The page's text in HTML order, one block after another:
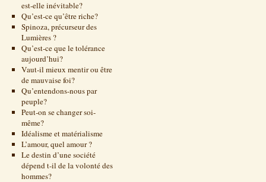
est-elle inévitable?
Qu’est-ce qu’être riche?
Spinoza, précurseur des
Lumières ?
Qu’est-ce que le tolérance
aujourd’hui?
Vaut-il mieux mentir ou être
de mauvaise foi?
Qu’entendons-nous par
peuple?
Peut-on se changer soi-
même?
Idéalisme et matérialisme
L’amour, quel amour ?
Le destin d’une société
dépend t-il de la volonté des
hommes?